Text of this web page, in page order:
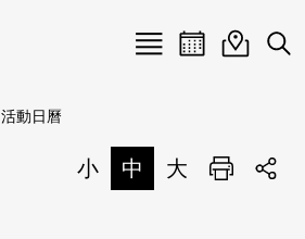
Menu
活動日曆活動地圖
展
活動日曆
小 中 大 列印